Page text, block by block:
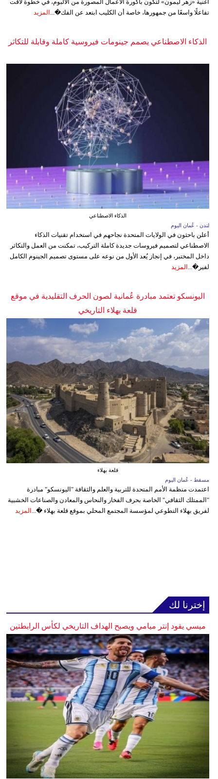
أغنية «زهر ليمون» لتكون باكورة الأعمال المصورة من الألبوم، في خطوة لاقت
تفاعلًا واسعًا من جمهورها، خاصة أن الكليب ابتعد عن الفك�... المزيد
الذكاء الاصطناعي يصمم جينومات فيروسية كاملة وقابلة للتكاثر
الذكاء الاصطناعي
لندن - عُمان اليوم
أعلن باحثون في الولايات المتحدة نجاحهم في استخدام تقنيات الذكاء
الاصطناعي لتصميم فيروسات جديدة كاملة التركيب، تمكنت من العمل والتكاثر
داخل المختبر، في إنجاز يُعد الأول من نوعه على مستوى تصميم الجينوم الكامل
لفير�...
المزيد
اليونسكو تعتمد مبادرة عُمانية لصون الحرف التقليدية في موقع
قلعة بهلاء التاريخي
قلعة بهلاء
مسقط - عُمان اليوم
اعتمدت منظمة الأمم المتحدة للتربية والعلم والثقافة "اليونسكو" مبادرة
"الممتلك الثقافي" الخاصة بحرف الفخار والنحاس والمعادن والصناعات الخشبية
لفريق بهلاء التطوعي لمؤسسة المجتمع المحلي بموقع قلعة بهلاء �... المزيد
إخترنا لك
ميسي يقود إنتر ميامي ويصبح الهداف التاريخي لكأس الرابطتين